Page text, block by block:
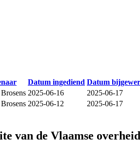
Datum ingediend Datum
2025-06-16 2025-06-17
2025-06-12 2025-06-17
van de Vlaamse overheid